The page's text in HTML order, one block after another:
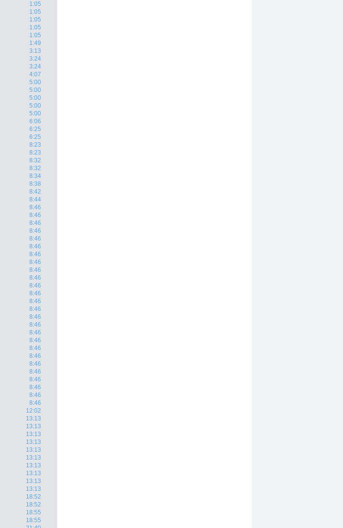
1:05
1:05
1:05
1:05
1:05
1:49
3:13
3:24
3:24
4:07
5:00
5:00
5:00
5:00
5:00
6:06
6:25
6:25
8:23
8:23
8:32
8:32
8:34
8:38
8:42
8:44
8:46
8:46
8:46
8:46
8:46
8:46
8:46
8:46
8:46
8:46
8:46
8:46
8:46
8:46
8:46
8:46
8:46
8:46
8:46
8:46
8:46
8:46
8:46
8:46
8:46
8:46
12:02
13:13
13:13
13:13
13:13
13:13
13:13
13:13
13:13
13:13
13:13
18:52
18:52
18:55
18:55